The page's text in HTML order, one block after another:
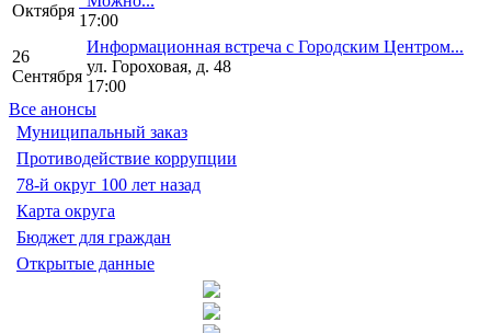
Октября
17:00
26
Сентября
Информационная встреча с Городским Центром...
ул. Гороховая, д. 48
17:00
Все анонсы
Муниципальный заказ
Противодействие коррупции
78-й округ 100 лет назад
Карта округа
Бюджет для граждан
Открытые данные